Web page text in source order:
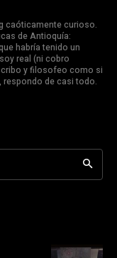
caóticamente curioso.
de Antioquía:
habría tenido un
real (ni cobro
y filosofeo como si
respondo de casi todo.